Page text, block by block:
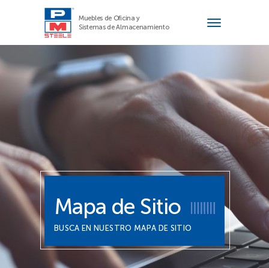
Muebles de Oficina y
Sistemas de Almacenamiento
Mapa de Sitio
BUSCA EN NUESTRO MAPA DE SITIO